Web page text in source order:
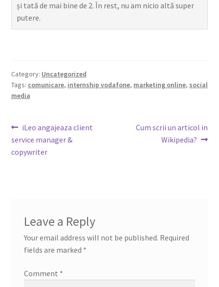
și tată de mai bine de 2. În rest, nu am nicio altă super
putere.
Category: Uncategorized
Tags: comunicare, internship vodafone, marketing online, social
media
Post
navigation
Previous
post:
iLeo angajeaza client
service manager &
copywriter
Next
Cum scrii un articol in
Wikipedia?
Leave a Reply
Your email address will not be published. Required
fields are marked *
Comment *